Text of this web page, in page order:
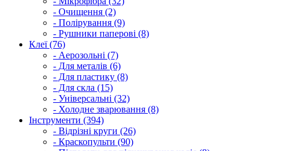
- Очищення (2)
- Полірування (9)
- Рушники паперові (8)
Клеї (76)
- Аерозольні (7)
- Для металів (6)
- Для пластику (8)
- Для скла (15)
- Універсальні (32)
- Холодне зварювання (8)
Інструменти (394)
- Відрізні круги (26)
- Краскопульти (90)